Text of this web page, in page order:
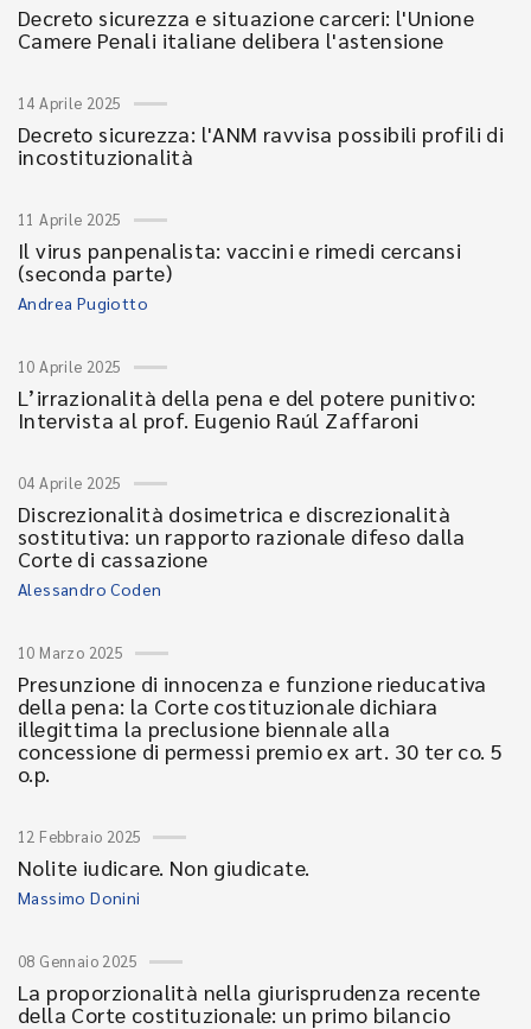
Decreto sicurezza e situazione carceri: l'Unione
Camere Penali italiane delibera l'astensione
14 Aprile 2025
Decreto sicurezza: l'ANM ravvisa possibili profili di
incostituzionalità
11 Aprile 2025
Il virus panpenalista: vaccini e rimedi cercansi
(seconda parte)
Andrea Pugiotto
10 Aprile 2025
L’irrazionalità della pena e del potere punitivo:
Intervista al prof. Eugenio Raúl Zaffaroni
04 Aprile 2025
Discrezionalità dosimetrica e discrezionalità
sostitutiva: un rapporto razionale difeso dalla
Corte di cassazione
Alessandro Coden
10 Marzo 2025
Presunzione di innocenza e funzione rieducativa
della pena: la Corte costituzionale dichiara
illegittima la preclusione biennale alla
concessione di permessi premio ex art. 30 ter co. 5
o.p.
12 Febbraio 2025
Nolite iudicare. Non giudicate.
Massimo Donini
08 Gennaio 2025
La proporzionalità nella giurisprudenza recente
della Corte costituzionale: un primo bilancio